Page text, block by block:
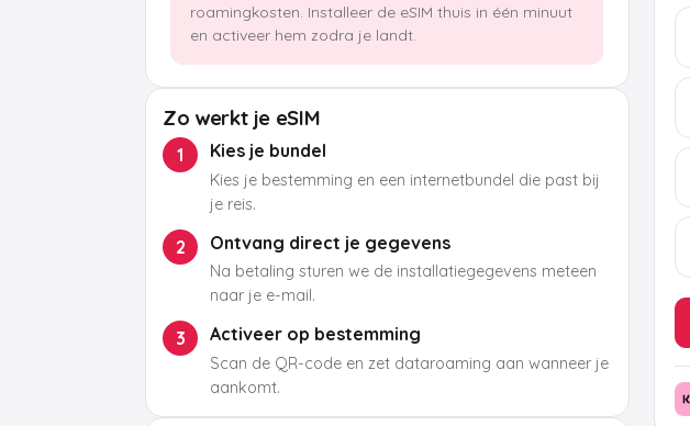
roamingkosten. Installeer de eSIM thuis in één minuut
en activeer hem zodra je landt.
Zo werkt je eSIM
1 Kies je bundel
Kies je bestemming en een internetbundel die past bij
je reis.
2 Ontvang direct je gegevens
Na betaling sturen we de installatiegegevens meteen
naar je e-mail.
3 Activeer op bestemming
Scan de QR-code en zet dataroaming aan wanneer je
aankomt.